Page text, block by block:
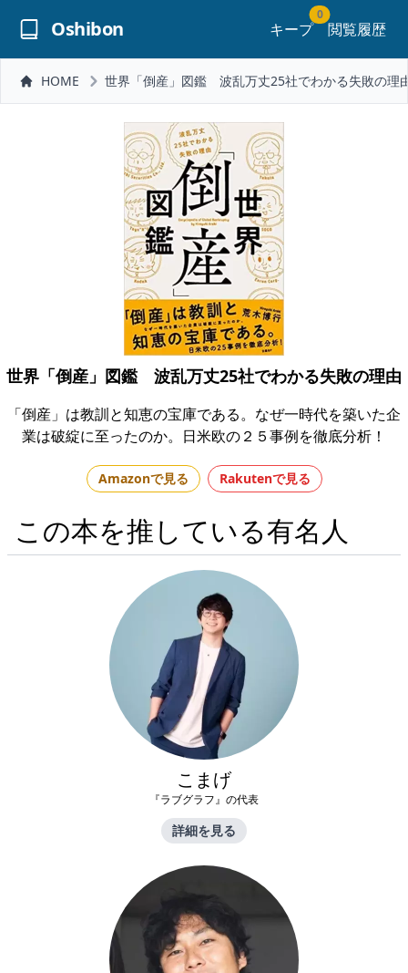
Oshibon キープ
0
閲覧履歴
HOME 世界「倒産」図鑑 波乱万丈25社でわかる失敗の理
世界「倒産」図鑑 波乱万丈25社でわかる失敗の理由
「倒産」は教訓と知恵の宝庫である。なぜ一時代を築いた企
業は破綻に至ったのか。日米欧の２５事例を徹底分析！
Amazonで見る Rakutenで見る
この本を推している有名人
こまげ
『ラブグラフ』の代表
詳細を見る